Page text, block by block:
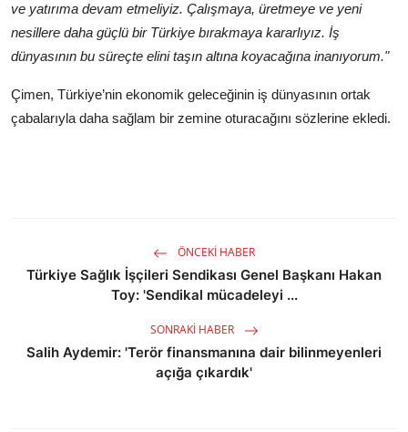
ve yatırıma devam etmeliyiz. Çalışmaya, üretmeye ve yeni
nesillere daha güçlü bir Türkiye bırakmaya kararlıyız. İş
dünyasının bu süreçte elini taşın altına koyacağına inanıyorum."
Çimen, Türkiye’nin ekonomik geleceğinin iş dünyasının ortak
çabalarıyla daha sağlam bir zemine oturacağını sözlerine ekledi.
ÖNCEKI HABER
Türkiye Sağlık İşçileri Sendikası Genel Başkanı Hakan
Toy: 'Sendikal mücadeleyi ...
SONRAKI HABER
Salih Aydemir: 'Terör finansmanına dair bilinmeyenleri
açığa çıkardık'